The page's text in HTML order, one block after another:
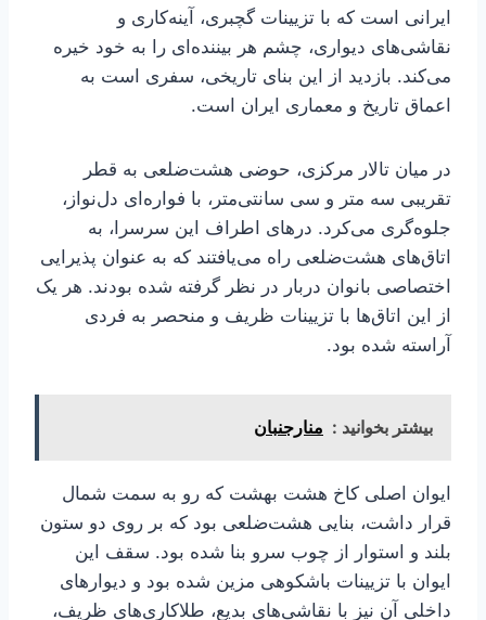
ایرانی است که با تزیینات گچبری، آینه‌کاری و
نقاشی‌های دیواری، چشم هر بیننده‌ای را به خود خیره
می‌کند. بازدید از این بنای تاریخی، سفری است به
اعماق تاریخ و معماری ایران است.
در میان تالار مرکزی، حوضی هشت‌ضلعی به قطر
تقریبی سه متر و سی سانتی‌متر، با فواره‌ای دل‌نواز،
جلوه‌گری می‌کرد. درهای اطراف این سرسرا، به
اتاق‌های هشت‌ضلعی راه می‌یافتند که به عنوان پذیرایی
اختصاصی بانوان دربار در نظر گرفته شده بودند. هر یک
از این اتاق‌ها با تزیینات ظریف و منحصر به فردی
آراسته شده بود.
بیشتر بخوانید : منارجنبان
ایوان اصلی کاخ هشت بهشت که رو به سمت شمال
قرار داشت، بنایی هشت‌ضلعی بود که بر روی دو ستون
بلند و استوار از چوب سرو بنا شده بود. سقف این
ایوان با تزیینات باشکوهی مزین شده بود و دیوارهای
داخلی آن نیز با نقاشی‌های بدیع، طلاکاری‌های ظریف،